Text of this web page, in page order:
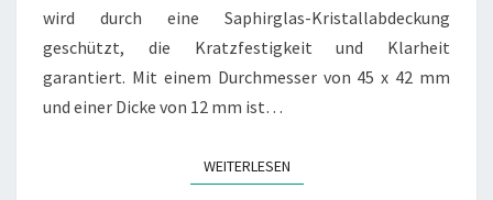
wird durch eine Saphirglas-Kristallabdeckung
geschützt, die Kratzfestigkeit und Klarheit
garantiert. Mit einem Durchmesser von 45 x 42 mm
und einer Dicke von 12 mm ist…
WEITERLESENWEITERLESEN